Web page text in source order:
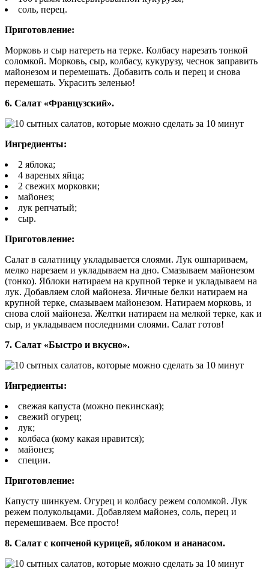
соль, перец.
Приготовление:
Морковь и сыр натереть на терке. Колбасу нарезать тонкой
соломкой. Морковь, сыр, колбасу, кукурузу, чеснок заправить
майонезом и перемешать. Добавить соль и перец и снова
перемешать. Украсить зеленью!
6. Салат «Французский».
Ингредиенты:
2 яблока;
4 вареных яйца;
2 свежих морковки;
майонез;
лук репчатый;
сыр.
Приготовление:
Салат в салатницу укладывается слоями. Лук ошпариваем,
мелко нарезаем и укладываем на дно. Смазываем майонезом
(тонко). Яблоки натираем на крупной терке и укладываем на
лук. Добавляем слой майонеза. Яичные белки натираем на
крупной терке, смазываем майонезом. Натираем морковь, и
снова слой майонеза. Желтки натираем на мелкой терке, как и
сыр, и укладываем последними слоями. Салат готов!
7. Салат «Быстро и вкусно».
Ингредиенты:
свежая капуста (можно пекинская);
свежий огурец;
лук;
колбаса (кому какая нравится);
майонез;
специи.
Приготовление:
Капусту шинкуем. Огурец и колбасу режем соломкой. Лук
режем полукольцами. Добавляем майонез, соль, перец и
перемешиваем. Все просто!
8. Салат с копченой курицей, яблоком и ананасом.